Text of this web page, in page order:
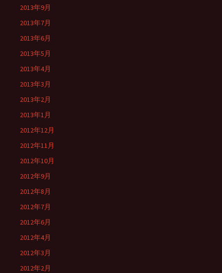
2013年9月
2013年7月
2013年6月
2013年5月
2013年4月
2013年3月
2013年2月
2013年1月
2012年12月
2012年11月
2012年10月
2012年9月
2012年8月
2012年7月
2012年6月
2012年4月
2012年3月
2012年2月